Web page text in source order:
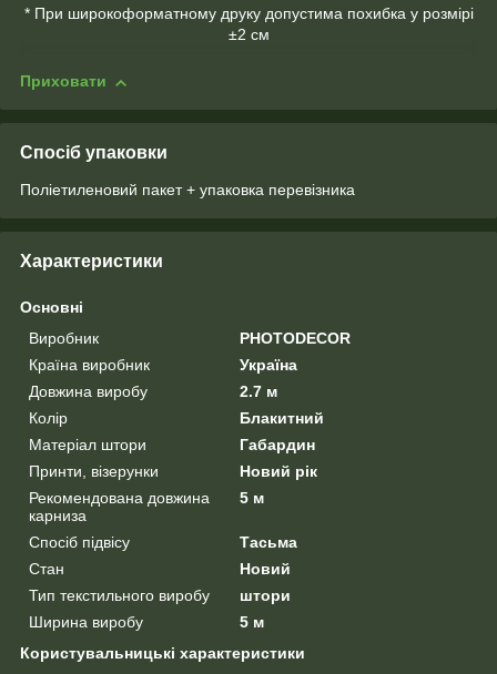
* При широкоформатному друку допустима похибка у розмірі
±2 см
Приховати
Спосіб упаковки
Поліетиленовий пакет + упаковка перевізника
Характеристики
Основні
Виробник
PHOTODECOR
Країна виробник
Україна
Довжина виробу
2.7 м
Колір
Блакитний
Матеріал штори
Габардин
Принти, візерунки
Новий рік
Рекомендована довжина
карниза
5 м
Спосіб підвісу
Тасьма
Стан
Новий
Тип текстильного виробу
штори
Ширина виробу
5 м
Користувальницькі характеристики